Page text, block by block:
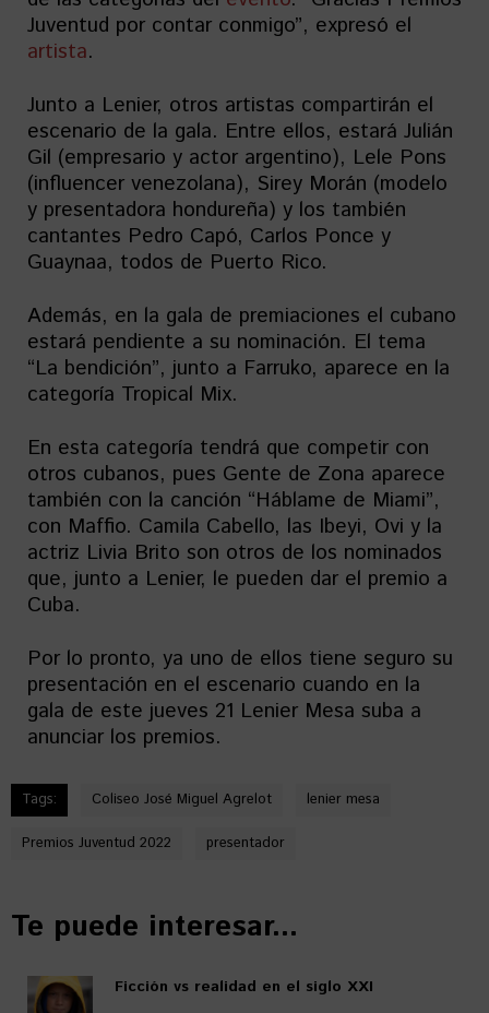
Juventud por contar conmigo”, expresó el
artista.
Junto a Lenier, otros artistas compartirán el
escenario de la gala. Entre ellos, estará Julián
Gil (empresario y actor argentino), Lele Pons
(influencer venezolana), Sirey Morán (modelo
y presentadora hondureña) y los también
cantantes Pedro Capó, Carlos Ponce y
Guaynaa, todos de Puerto Rico.
Además, en la gala de premiaciones el cubano
estará pendiente a su nominación. El tema
“La bendición”, junto a Farruko, aparece en la
categoría Tropical Mix.
En esta categoría tendrá que competir con
otros cubanos, pues Gente de Zona aparece
también con la canción “Háblame de Miami”,
con Maffio. Camila Cabello, las Ibeyi, Ovi y la
actriz Livia Brito son otros de los nominados
que, junto a Lenier, le pueden dar el premio a
Cuba.
Por lo pronto, ya uno de ellos tiene seguro su
presentación en el escenario cuando en la
gala de este jueves 21 Lenier Mesa suba a
anunciar los premios.
Tags: Coliseo José Miguel Agrelot lenier mesa
Premios Juventud 2022 presentador
Te puede interesar...
Ficción vs realidad en el siglo XXI